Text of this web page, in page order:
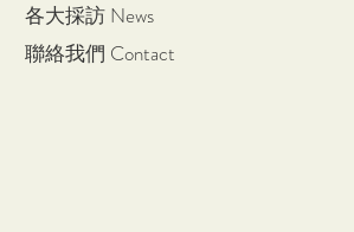
各大採訪 News
聯絡我們 Contact